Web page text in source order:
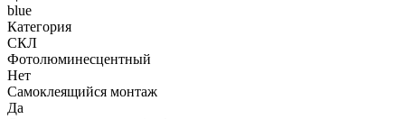
blue
Категория
СКЛ
Фотолюминесцентный
Нет
Самоклеящийся монтаж
Да